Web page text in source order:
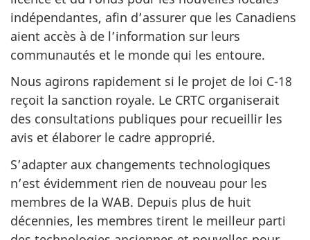
indépendantes, afin d’assurer que les Canadiens
aient accès à de l’information sur leurs
communautés et le monde qui les entoure.
Nous agirons rapidement si le projet de loi C-18
reçoit la sanction royale. Le CRTC organiserait
des consultations publiques pour recueillir les
avis et élaborer le cadre approprié.
S’adapter aux changements technologiques
n’est évidemment rien de nouveau pour les
membres de la WAB. Depuis plus de huit
décennies, les membres tirent le meilleur parti